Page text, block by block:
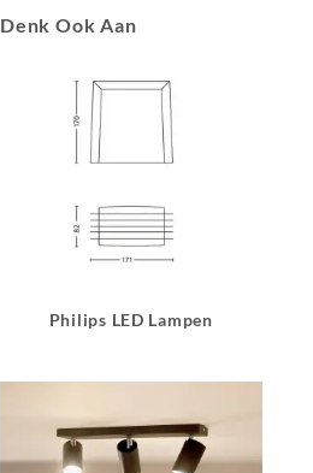
Denk Ook Aan
Philips LED Lampen